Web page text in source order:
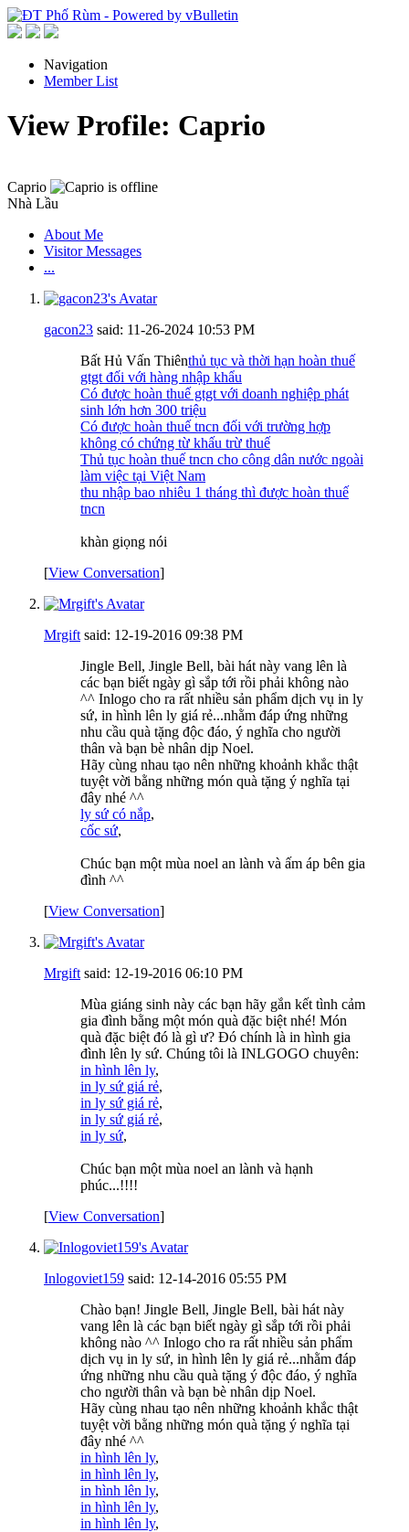
Navigation
Member List
View Profile: Caprio
Caprio
Nhà Lầu
About Me
Visitor Messages
...
gacon23 said: 11-26-2024 10:53 PM
Bất Hủ Vấn Thiênthủ tục và thời hạn hoàn thuế
gtgt đối với hàng nhập khẩu
Có được hoàn thuế gtgt với doanh nghiệp phát
sinh lớn hơn 300 triệu
Có được hoàn thuế tncn đối với trường hợp
không có chứng từ khấu trừ thuế
Thủ tục hoàn thuế tncn cho công dân nước ngoài
làm việc tại Việt Nam
thu nhập bao nhiêu 1 tháng thì được hoàn thuế
tncn
khàn giọng nói
[View Conversation]
Mrgift said: 12-19-2016 09:38 PM
Jingle Bell, Jingle Bell, bài hát này vang lên là
các bạn biết ngày gì sắp tới rồi phải không nào
^^ Inlogo cho ra rất nhiều sản phẩm dịch vụ in ly
sứ, in hình lên ly giá rẻ...nhằm đáp ứng những
nhu cầu quà tặng độc đáo, ý nghĩa cho người
thân và bạn bè nhân dịp Noel.
Hãy cùng nhau tạo nên những khoảnh khắc thật
tuyệt vời bằng những món quà tặng ý nghĩa tại
đây nhé ^^
ly sứ có nắp,
cốc sứ,
Chúc bạn một mùa noel an lành và ấm áp bên gia
đình ^^
[View Conversation]
Mrgift said: 12-19-2016 06:10 PM
Mùa giáng sinh này các bạn hãy gắn kết tình cảm
gia đình bằng một món quà đặc biệt nhé! Món
quà đặc biệt đó là gì ư? Đó chính là in hình gia
đình lên ly sứ. Chúng tôi là INLGOGO chuyên:
in hình lên ly,
in ly sứ giá rẻ,
in ly sứ giá rẻ,
in ly sứ giá rẻ,
in ly sứ,
Chúc bạn một mùa noel an lành và hạnh
phúc...!!!!
[View Conversation]
Inlogoviet159 said: 12-14-2016 05:55 PM
Chào bạn! Jingle Bell, Jingle Bell, bài hát này
vang lên là các bạn biết ngày gì sắp tới rồi phải
không nào ^^ Inlogo cho ra rất nhiều sản phẩm
dịch vụ in ly sứ, in hình lên ly giá rẻ...nhằm đáp
ứng những nhu cầu quà tặng ý độc đáo, ý nghĩa
cho người thân và bạn bè nhân dịp Noel.
Hãy cùng nhau tạo nên những khoảnh khắc thật
tuyệt vời bằng những món quà tặng ý nghĩa tại
đây nhé ^^
in hình lên ly,
in hình lên ly,
in hình lên ly,
in hình lên ly,
in hình lên ly,